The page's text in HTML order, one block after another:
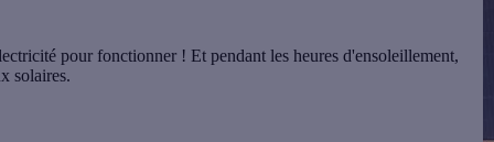
pour fonctionner ! Et pendant les heures d'ensoleillement,
solaires.